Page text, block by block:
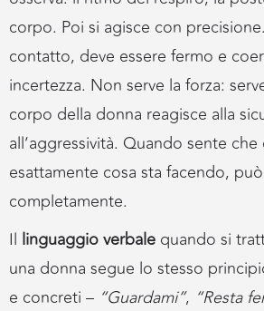
corpo. Poi si agisce con
contatto, deve essere fermo e
incertezza. Non serve la forza:
corpo della donna reagisce alla
all’aggressività. Quando sente
esattamente cosa sta facendo,
completamente.
Il linguaggio verbale quando si
una donna segue lo stesso
e concreti – “Guardami”, “Resta